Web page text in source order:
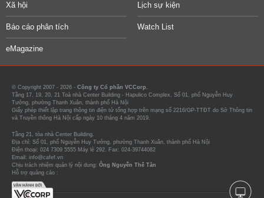
Xã hội Lịch sự kiện
Báo cáo phân tích Watch List
eMagazine
© Copyright 2007 - 2026 - Công ty Cổ phần VCCorp.
Tầng 17, 19, 20, 21 Toà nhà Center Building - Hapulico Complex, Số 01, phố Nguyễn Huy
Tưởng, phường Thanh Xuân, thành phố Hà Nội
Giấy phép thiết lập trang thông tin điện tử tổng hợp trên mạng số 2216/GP-TTĐT do Sở Thông tin
và Truyền thông Hà Nội cấp ngày 10 tháng 4 năm 2019.
Tầng 21, tòa nhà Center Building.
Địa chỉ: Số 01, phố Nguyễn Huy Tưởng, phường Thanh Xuân, thành phố Hà Nội
Điện thoại: 024 7309 5555 Máy lẻ 292. Fax: 024-39744082
Email: info@cafef.vn
Chịu trách nhiệm quản lý nội dung: Ông Nguyễn Thế Tân
Hỗ trợ quảng cáo :